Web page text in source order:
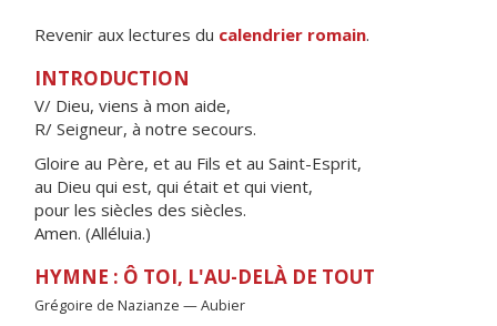
Revenir aux lectures du calendrier romain.
INTRODUCTION
V/ Dieu, viens à mon aide,
R/ Seigneur, à notre secours.
Gloire au Père, et au Fils et au Saint-Esprit,
au Dieu qui est, qui était et qui vient,
pour les siècles des siècles.
Amen. (Alléluia.)
HYMNE : Ô TOI, L'AU-DELÀ DE TOUT
Grégoire de Nazianze — Aubier